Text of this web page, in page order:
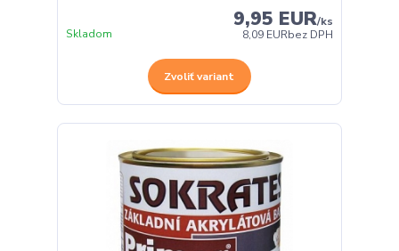
9,95 EUR/ks
8,09 EURbez DPH
Skladom
Zvoliť variant